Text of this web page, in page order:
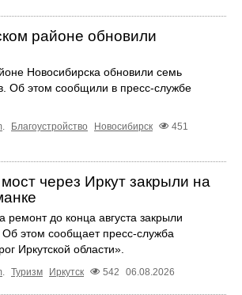
районе обновили
Новосибирска обновили семь
Об этом сообщили в пресс-службе
Благоустройство Новосибирск
451
через Иркут закрыли на
до конца августа закрыли
этом сообщает пресс‑служба
Иркутской области».
. Туризм Иркутск 542 06.08.2026